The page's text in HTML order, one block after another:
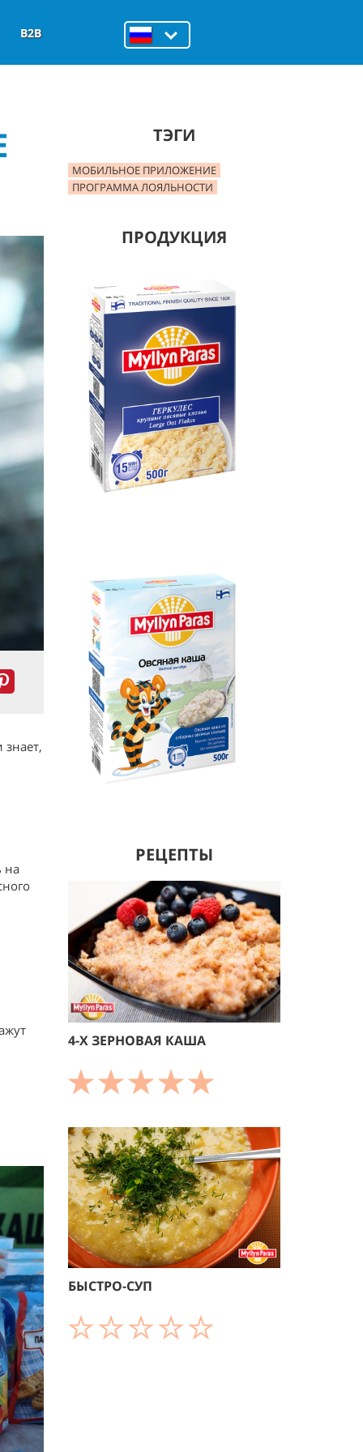
B2B
на
ТЭГИ
МОБИЛЬНОЕ ПРИЛОЖЕНИЕ
ПРОГРАММА ЛОЯЛЬНОСТИ
ПРОДУКЦИЯ
РЕЦЕПТЫ
4-Х ЗЕРНОВАЯ КАША
БЫСТРО-СУП